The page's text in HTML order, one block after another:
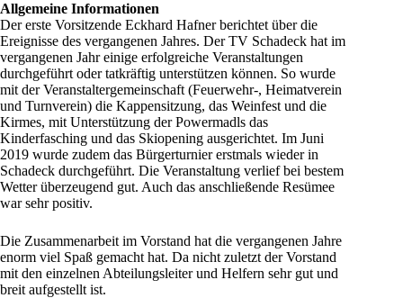
Allgemeine Informationen
Der erste Vorsitzende Eckhard Hafner berichtet über die
Ereignisse des vergangenen Jahres. Der TV Schadeck hat im
vergangenen Jahr einige erfolgreiche Veranstaltungen
durchgeführt oder tatkräftig unterstützen können. So wurde
mit der Veranstaltergemeinschaft (Feuerwehr-, Heimatverein
und Turnverein) die Kappensitzung, das Weinfest und die
Kirmes, mit Unterstützung der Powermadls das
Kinderfasching und das Skiopening ausgerichtet. Im Juni
2019 wurde zudem das Bürgerturnier erstmals wieder in
Schadeck durchgeführt. Die Veranstaltung verlief bei bestem
Wetter überzeugend gut. Auch das anschließende Resümee
war sehr positiv.
Die Zusammenarbeit im Vorstand hat die vergangenen Jahre
enorm viel Spaß gemacht hat. Da nicht zuletzt der Vorstand
mit den einzelnen Abteilungsleiter und Helfern sehr gut und
breit aufgestellt ist.